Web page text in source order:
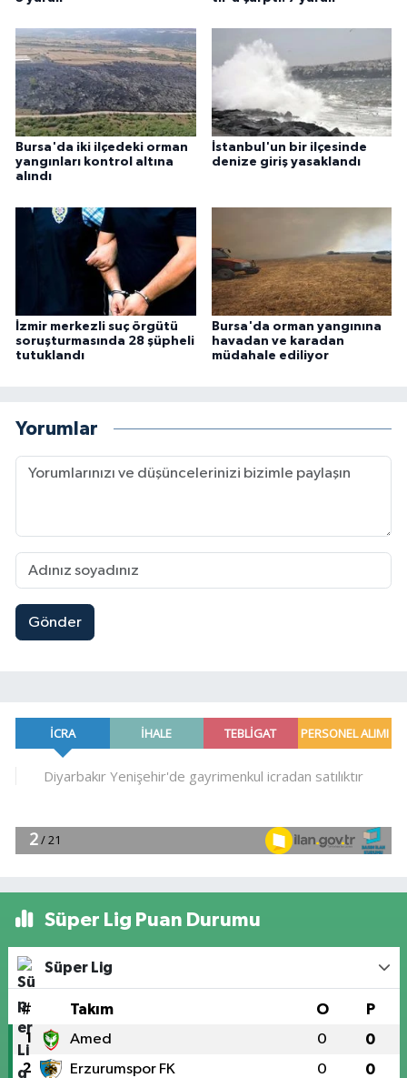
Bursa'da iki ilçedeki orman
yangınları kontrol altına
alındı
İstanbul'un bir ilçesinde
denize giriş yasaklandı
İzmir merkezli suç örgütü
soruşturmasında 28 şüpheli
tutuklandı
Bursa'da orman yangınına
havadan ve karadan
müdahale ediliyor
Yorumlar
Gönder
Süper Lig Puan Durumu
Süper Lig
# Takım O P
1 Amed 0 0
2 Erzurumspor FK 0 0